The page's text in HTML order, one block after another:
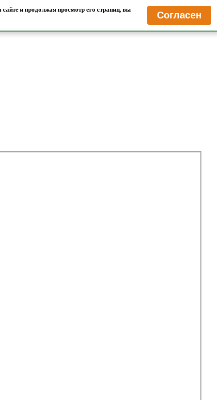
и продолжая просмотр его страниц, вы
Согласен